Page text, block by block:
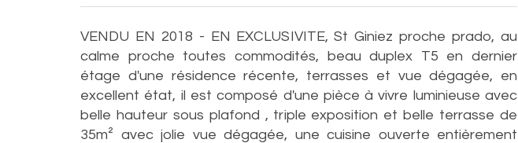
VENDU EN 2018 - EN EXCLUSIVITE, St Giniez proche prado, au
calme proche toutes commodités, beau duplex T5 en dernier
étage d'une résidence récente, terrasses et vue dégagée, en
excellent état, il est composé d'une pièce à vivre luminieuse avec
belle hauteur sous plafond , triple exposition et belle terrasse de
35m² avec jolie vue dégagée, une cuisine ouverte entièrement